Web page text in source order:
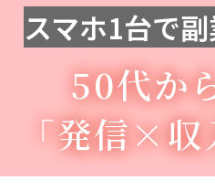
スマホ1台で
50代か
「発信×収